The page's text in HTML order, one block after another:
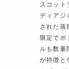
スコット
ディアジ
された蒸
限定でボ
ルも数量
が特徴と